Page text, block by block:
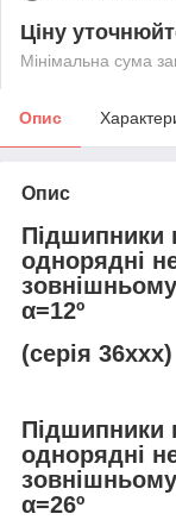
Ціну
Мінімальна сума
Опис
Опис
Підшипники
однорядні
зовнішньому
α=12º
(серія 36ххх)
Підшипники
однорядні
зовнішньому
α=26º